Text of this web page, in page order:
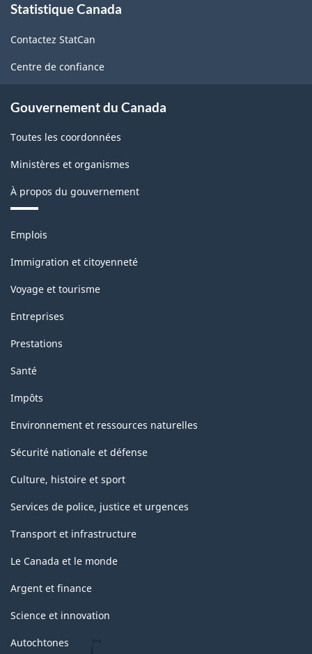
propos
ce
site
Statistique Canada
Contactez StatCan
Centre de confiance
Gouvernement du Canada
Toutes les coordonnées
Ministères et organismes
À propos du gouvernement
Thèmes
sujets
Emplois
Immigration et citoyenneté
Voyage et tourisme
Entreprises
Prestations
Santé
Impôts
Environnement et ressources naturelles
Sécurité nationale et défense
Culture, histoire et sport
Services de police, justice et urgences
Transport et infrastructure
Le Canada et le monde
Argent et finance
Science et innovation
Autochtones